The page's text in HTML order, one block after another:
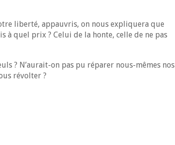
liberté, appauvris, on nous expliquera que
à quel prix ? Celui de la honte, celle de ne pas
? N’aurait-on pas pu réparer nous-mêmes nos
révolter ?